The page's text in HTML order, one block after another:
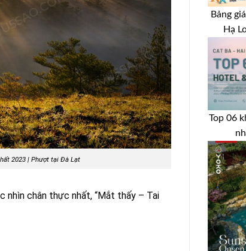
2023 | Phượt tại Đà Lạt
nhìn chân thực nhất, “Mắt thấy – Tai
Bảng
Hạ
Top 06